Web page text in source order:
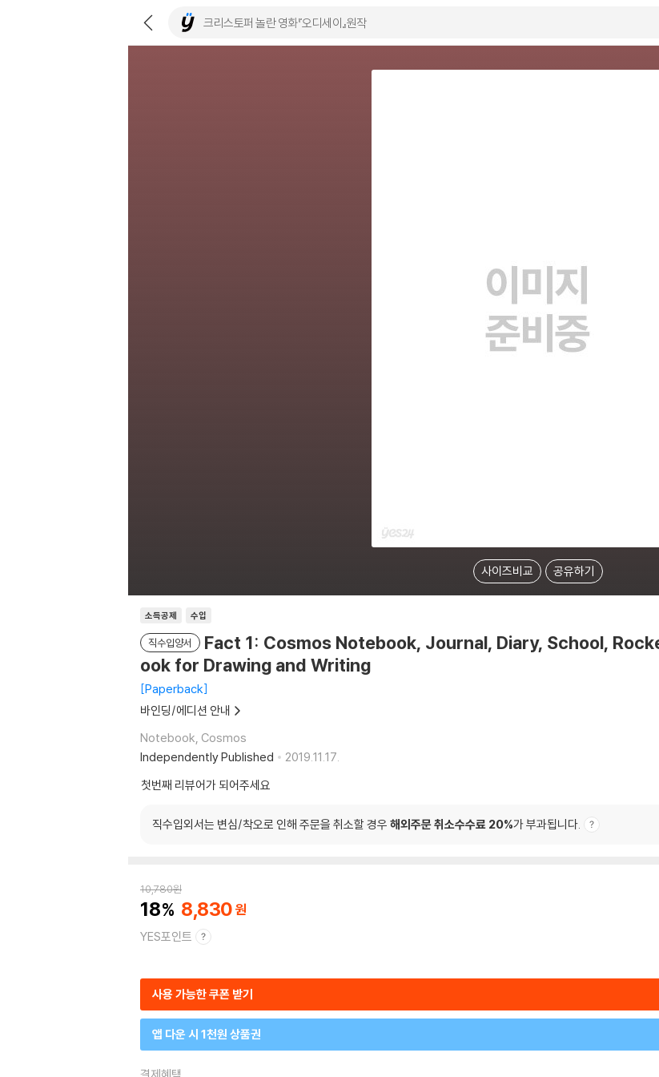
사이즈비교 공유하기
소득공제 수입
직수입양서
Fact 1: Cosmos Notebook, Journal, Diary, School,
ook for Drawing and Writing
Paperback
바인딩/에디션 안내
Notebook, Cosmos
Independently Published
2019.11.17.
첫번째 리뷰어가 되어주세요
직수입외서는 변심/착오로 인해 주문을 취소할 경우 해외주문 취소수수료 20%가 부과됩니다.
10,780원
18 8,830
YES포인트
사용 가능한 쿠폰 받기
앱 다운 시 1천원 상품권